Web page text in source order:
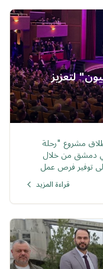
لتعزيز
مشروع "رحلة
في دمشق من خلال
توفير فرص عمل
قراءة المزيد